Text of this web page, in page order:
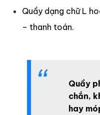
Quầy dạng chữ L
– thanh toán.
Quầy
chắn,
hay